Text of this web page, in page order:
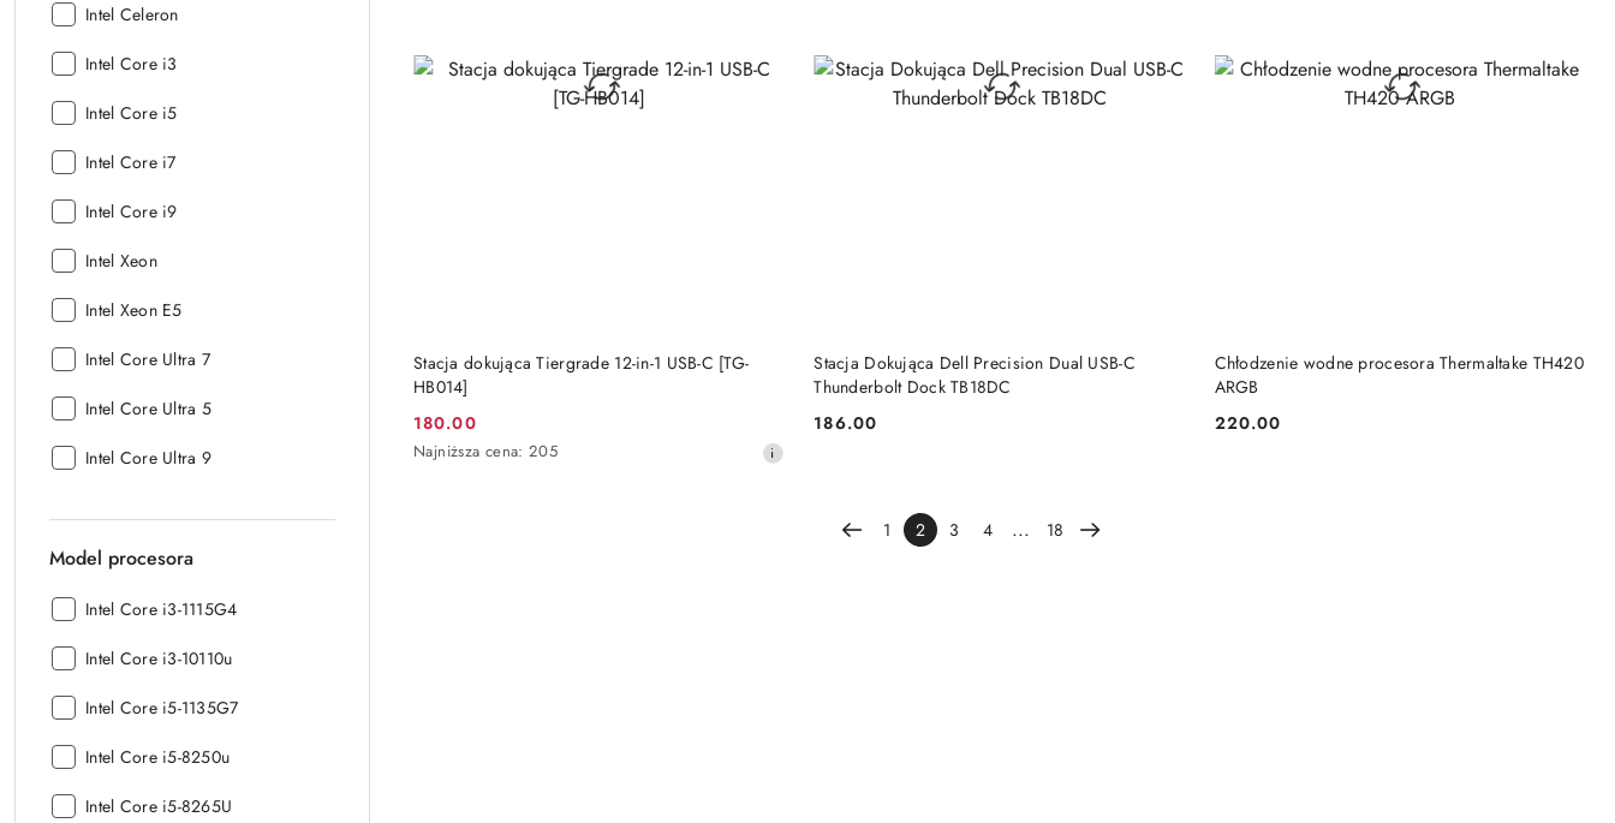
Seria
Intel Celeron
Seria
Intel Core i3
Seria
Intel Core i5
Seria
Intel Core i7
Seria
Intel Core i9
Seria
Intel Xeon
Seria
Intel Xeon E5
Seria
Intel Core Ultra 7
Seria
Intel Core Ultra 5
Seria
Intel Core Ultra 9
Model procesora
Model
Intel Core i3-1115G4
Model
Intel Core i3-10110u
Model
Intel Core i5-1135G7
Model
Intel Core i5-8250u
Model
Intel Core i5-8265U
Stacja dokująca Tiergrade 12-in-1 USB-C [TG-
HB014]
Cena
promocyjna:
180.00
Najniższa
Najniższa cena: 205
DO KOSZYKA
Stacja Dokująca Dell Precision Dual USB-C
Thunderbolt Dock TB18DC
Cena:
186.00
DO KOSZYKA
Chłodzenie wodne procesora Thermaltake TH420
ARGB
Cena:
220.00
DO KOSZYKA
1 2 3 4 ... 18